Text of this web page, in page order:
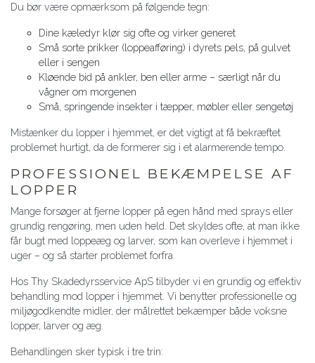
Du bør være opmærksom på følgende tegn:
Dine kæledyr klør sig ofte og virker generet
Små sorte prikker (loppeafføring) i dyrets pels, på gulvet
eller i sengen
Kløende bid på ankler, ben eller arme – særligt når du
vågner om morgenen
Små, springende insekter i tæpper, møbler eller sengetøj
Mistænker du lopper i hjemmet, er det vigtigt at få bekræftet
problemet hurtigt, da de formerer sig i et alarmerende tempo.
PROFESSIONEL BEKÆMPELSE AF
LOPPER
Mange forsøger at fjerne lopper på egen hånd med sprays eller
grundig rengøring, men uden held. Det skyldes ofte, at man ikke
får bugt med loppeæg og larver, som kan overleve i hjemmet i
uger – og så starter problemet forfra.
Hos Thy Skadedyrsservice ApS tilbyder vi en grundig og effektiv
behandling mod lopper i hjemmet. Vi benytter professionelle og
miljøgodkendte midler, der målrettet bekæmper både voksne
lopper, larver og æg.
Behandlingen sker typisk i tre trin: